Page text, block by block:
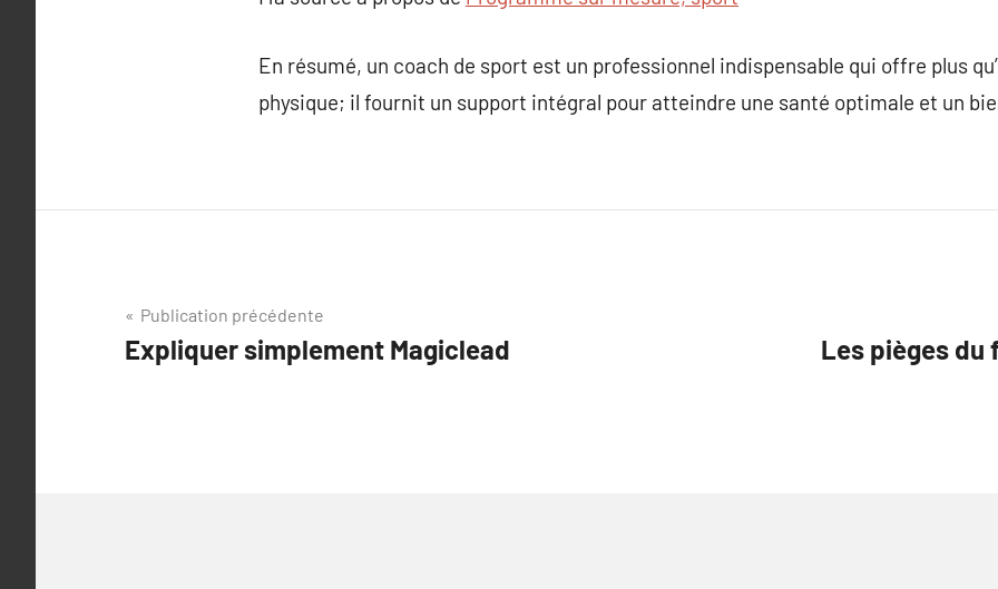
En résumé, un coach de sport est un professionnel indispensable qui offre plus
physique; il fournit un support intégral pour atteindre une santé optimale et un
Navigation
de
Publication précédente
Expliquer simplement Magiclead
Les pièges du